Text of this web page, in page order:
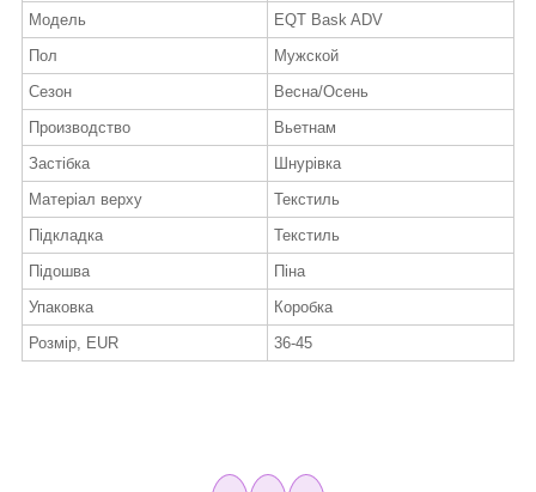
Модель
EQT Bask ADV
Пол
Мужской
Сезон
Весна/Осень
Производство
Вьетнам
Застібка
Шнурівка
Матеріал верху
Текстиль
Підкладка
Текстиль
Підошва
Піна
Упаковка
Коробка
Розмір, EUR
36-45